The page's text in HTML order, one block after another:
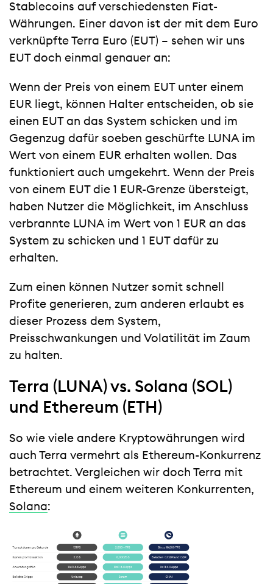
Stablecoins auf verschiedensten Fiat-
Währungen. Einer davon ist der mit dem Euro
verknüpfte Terra Euro (EUT) – sehen wir uns
EUT doch einmal genauer an:
Wenn der Preis von einem EUT unter einem
EUR liegt, können Halter entscheiden, ob sie
einen EUT an das System schicken und im
Gegenzug dafür soeben geschürfte LUNA im
Wert von einem EUR erhalten wollen. Das
funktioniert auch umgekehrt. Wenn der Preis
von einem EUT die 1 EUR-Grenze übersteigt,
haben Nutzer die Möglichkeit, im Anschluss
verbrannte LUNA im Wert von 1 EUR an das
System zu schicken und 1 EUT dafür zu
erhalten.
Zum einen können Nutzer somit schnell
Profite generieren, zum anderen erlaubt es
dieser Prozess dem System,
Preisschwankungen und Volatilität im Zaum
zu halten.
Terra (LUNA) vs. Solana (SOL)
und Ethereum (ETH)
So wie viele andere Kryptowährungen wird
auch Terra vermehrt als Ethereum-Konkurrenz
betrachtet. Vergleichen wir doch Terra mit
Ethereum und einem weiteren Konkurrenten,
Solana: